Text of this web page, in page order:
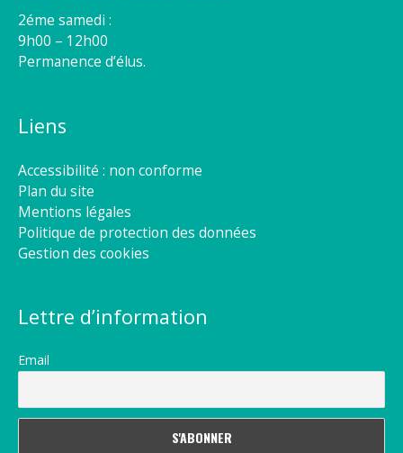
2éme samedi :
9h00 – 12h00
Permanence d’élus.
Liens
Accessibilité : non conforme
Plan du site
Mentions légales
Politique de protection des données
Gestion des cookies
Lettre d’information
Email